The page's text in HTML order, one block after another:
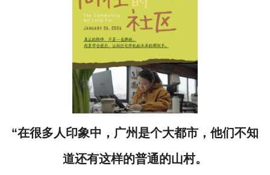
“在很多人印象中，广州是个大都市，他们不知
道还有这样的普通的山村。